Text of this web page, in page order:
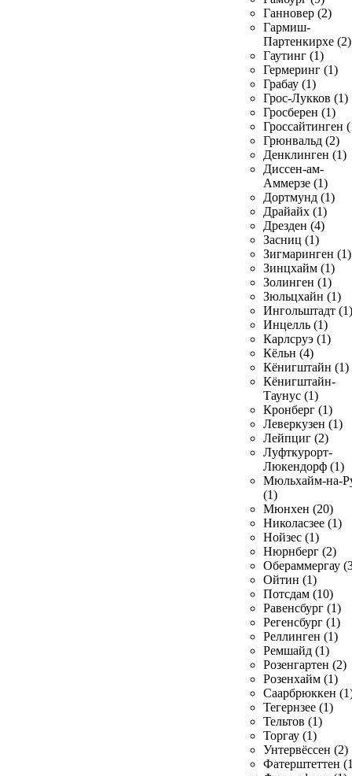
Ганновер (2)
Гармиш-
Партенкирхе (2)
Гаутинг (1)
Гермеринг (1)
Грабау (1)
Грос-Лукков (1)
Гросберен (1)
Гроссайтинген
Грюнвальд (2)
Денклинген (1)
Диссен-ам-
Аммерзе (1)
Дортмунд (1)
Драйайх (1)
Дрезден (4)
Засниц (1)
Зигмаринген (1)
Зинцхайм (1)
Золинген (1)
Зюльцхайн (1)
Ингольштадт (1)
Инцелль (1)
Карлсруэ (1)
Кёльн (4)
Кёнигштайн (1)
Кёнигштайн-
Таунус (1)
Кронберг (1)
Леверкузен (1)
Лейпциг (2)
Луфткурорт-
Люкендорф (1)
Мюльхайм-на-
(1)
Мюнхен (20)
Николасзее (1)
Нойзес (1)
Нюрнберг (2)
Обераммергау
Ойтин (1)
Потсдам (10)
Равенсбург (1)
Регенсбург (1)
Реллинген (1)
Ремшайд (1)
Розенгартен (2)
Розенхайм (1)
Саарбрюккен
Тегернзее (1)
Тельтов (1)
Торгау (1)
Унтервёссен (2)
Фатерштеттен